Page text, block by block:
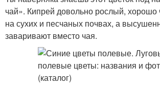
чай». Кипрей довольно рослый, хорошо
на сухих и песчаных почвах, а
заваривают вместо чая.